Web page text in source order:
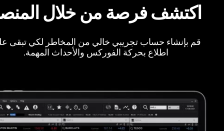
اكتشف فرصة من خلال
قم بإنشاء حساب تجريبي خالي من المخاطر لكي تبقى
اطلاع بحركة الفوركس والأحداث المهمة.